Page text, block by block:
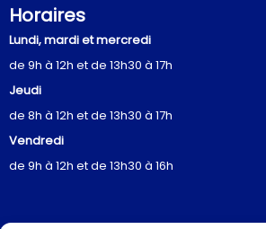
Horaires
Lundi, mardi et mercredi
de 9h à 12h et de 13h30 à 17h
Jeudi
de 8h à 12h et de 13h30 à 17h
Vendredi
de 9h à 12h et de 13h30 à 16h